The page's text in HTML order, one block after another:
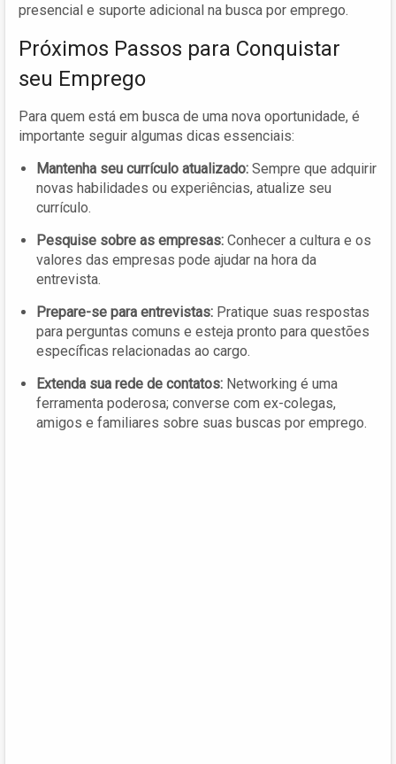
presencial e suporte adicional na busca por emprego.
Próximos Passos para Conquistar
seu Emprego
Para quem está em busca de uma nova oportunidade, é
importante seguir algumas dicas essenciais:
Mantenha seu currículo atualizado: Sempre que adquirir
novas habilidades ou experiências, atualize seu
currículo.
Pesquise sobre as empresas: Conhecer a cultura e os
valores das empresas pode ajudar na hora da
entrevista.
Prepare-se para entrevistas: Pratique suas respostas
para perguntas comuns e esteja pronto para questões
específicas relacionadas ao cargo.
Extenda sua rede de contatos: Networking é uma
ferramenta poderosa; converse com ex-colegas,
amigos e familiares sobre suas buscas por emprego.